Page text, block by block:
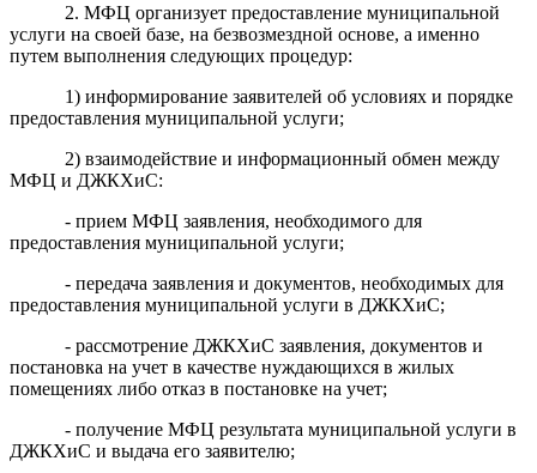
2. МФЦ организует предоставление муниципальной
услуги на своей базе, на безвозмездной основе, а именно
путем выполнения следующих процедур:
1) информирование заявителей об условиях и порядке
предоставления муниципальной услуги;
2) взаимодействие и информационный обмен между
МФЦ и ДЖКХиС:
- прием МФЦ заявления, необходимого для
предоставления муниципальной услуги;
- передача заявления и документов, необходимых для
предоставления муниципальной услуги в ДЖКХиС;
- рассмотрение ДЖКХиС заявления, документов и
постановка на учет в качестве нуждающихся в жилых
помещениях либо отказ в постановке на учет;
- получение МФЦ результата муниципальной услуги в
ДЖКХиС и выдача его заявителю;